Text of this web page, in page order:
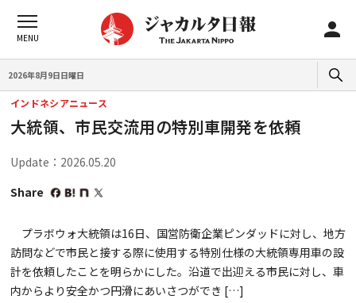
2026年8月9日日曜日
インドネシアニュース
大統領、市民交流用の特別車開発を依頼
Update：2026.05.20
Share
プラボウォ大統領は16日、国営防衛企業ピンダッドに対し、地方
訪問などで市民と接する際に使用する特別仕様の大統領専用車の設
計を依頼したことを明らかにした。沿道で出迎える市民に対し、車
内からより安全かつ円滑にあいさつができ […]